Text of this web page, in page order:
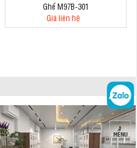
Ghế M97B-301
Giá liên hệ